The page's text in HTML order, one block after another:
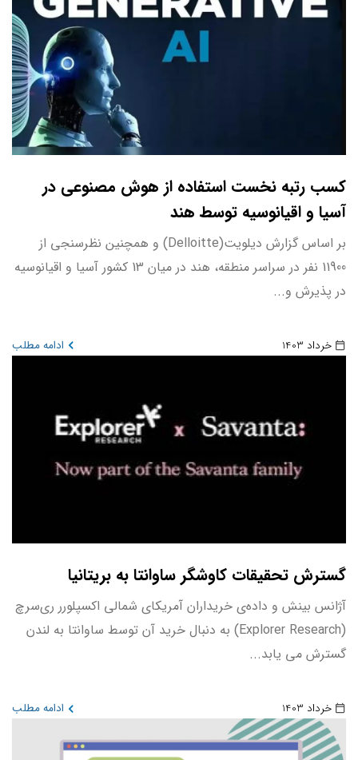
کسب رتبه نخست استفاده از هوش مصنوعی در
آسیا و اقیانوسیه توسط هند
بر اساس گزارش دیلویت(Delloitte) و همچنین نظرسنجی از
11900 نفر در سراسر منطقه، هند در میان 13 کشور آسیا و اقیانوسیه
در پذیرش و...
خرداد 1403 ادامه مطلب
گسترش تحقیقات کاوشگر ساوانتا به بریتانیا
آژانس بینش و داده‌ی خریداران آمریکای شمالی اکسپلورر ری‌سرچ
(Explorer Research) به دنبال خرید آن توسط ساوانتا به لندن
گسترش می یابد...
خرداد 1403 ادامه مطلب